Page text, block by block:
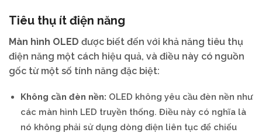
Tiêu thụ ít điện năng
Màn hình OLED được biết đến với khả năng tiêu thụ
điện năng một cách hiệu quả, và điều này có nguồn
gốc từ một số tính năng đặc biệt:
Không cần đèn nền: OLED không yêu cầu đèn nền như
các màn hình LED truyền thống. Điều này có nghĩa là
nó không phải sử dụng dòng điện liên tục để chiếu